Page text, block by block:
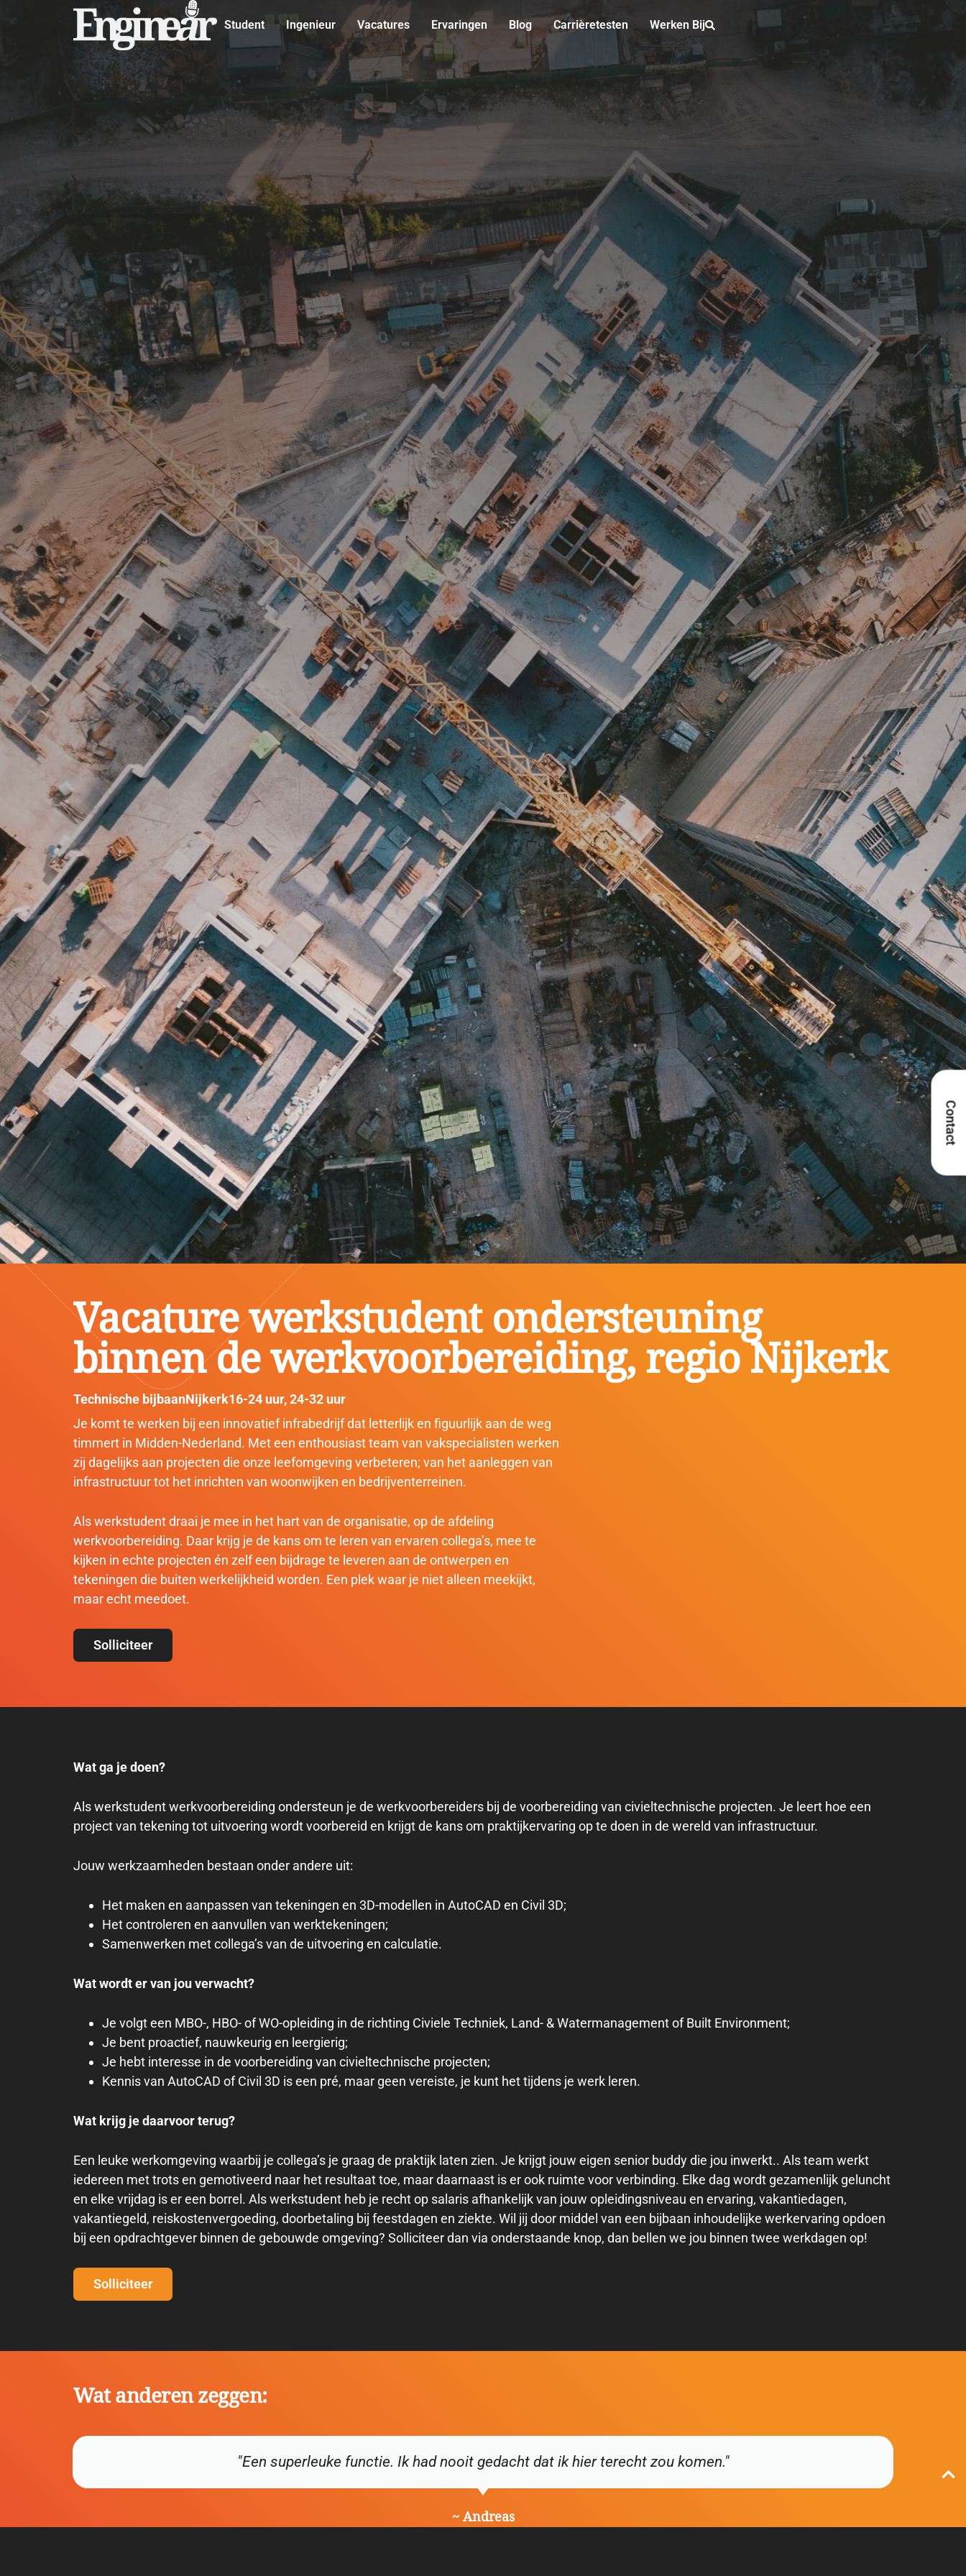
Student Ingenieur Vacatures Ervaringen Blog Carrièretesten Werken Bij
Vacature werkstudent ondersteuning
binnen de werkvoorbereiding, regio Nijkerk
Technische bijbaanNijkerk16-24 uur,24-32 uur
Je komt te werken bij een innovatief infrabedrijf dat letterlijk en figuurlijk aan de weg
timmert in Midden-Nederland. Met een enthousiast team van vakspecialisten werken
zij dagelijks aan projecten die onze leefomgeving verbeteren; van het aanleggen van
infrastructuur tot het inrichten van woonwijken en bedrijventerreinen.
Als werkstudent draai je mee in het hart van de organisatie, op de afdeling
werkvoorbereiding. Daar krijg je de kans om te leren van ervaren collega’s, mee te
kijken in echte projecten én zelf een bijdrage te leveren aan de ontwerpen en
tekeningen die buiten werkelijkheid worden. Een plek waar je niet alleen meekijkt,
maar echt meedoet.
Solliciteer
Wat ga je doen?
Als werkstudent werkvoorbereiding ondersteun je de werkvoorbereiders bij de voorbereiding van civieltechnische projecten. Je leert hoe een
project van tekening tot uitvoering wordt voorbereid en krijgt de kans om praktijkervaring op te doen in de wereld van infrastructuur.
Jouw werkzaamheden bestaan onder andere uit:
Het maken en aanpassen van tekeningen en 3D-modellen in AutoCAD en Civil 3D;
Het controleren en aanvullen van werktekeningen;
Samenwerken met collega’s van de uitvoering en calculatie.
Wat wordt er van jou verwacht?
Je volgt een MBO-, HBO- of WO-opleiding in de richting Civiele Techniek, Land- & Watermanagement of Built Environment;
Je bent proactief, nauwkeurig en leergierig;
Je hebt interesse in de voorbereiding van civieltechnische projecten;
Kennis van AutoCAD of Civil 3D is een pré, maar geen vereiste, je kunt het tijdens je werk leren.
Wat krijg je daarvoor terug?
Een leuke werkomgeving waarbij je collega’s je graag de praktijk laten zien. Je krijgt jouw eigen senior buddy die jou inwerkt.. Als team werkt
iedereen met trots en gemotiveerd naar het resultaat toe, maar daarnaast is er ook ruimte voor verbinding. Elke dag wordt gezamenlijk geluncht
en elke vrijdag is er een borrel. Als werkstudent heb je recht op salaris afhankelijk van jouw opleidingsniveau en ervaring, vakantiedagen,
vakantiegeld, reiskostenvergoeding, doorbetaling bij feestdagen en ziekte. Wil jij door middel van een bijbaan inhoudelijke werkervaring opdoen
bij een opdrachtgever binnen de gebouwde omgeving? Solliciteer dan via onderstaande knop, dan bellen we jou binnen twee werkdagen op!
Solliciteer
Wat anderen zeggen:
"Een superleuke functie. Ik had nooit gedacht dat ik hier terecht zou komen."
~ Andreas
Contact